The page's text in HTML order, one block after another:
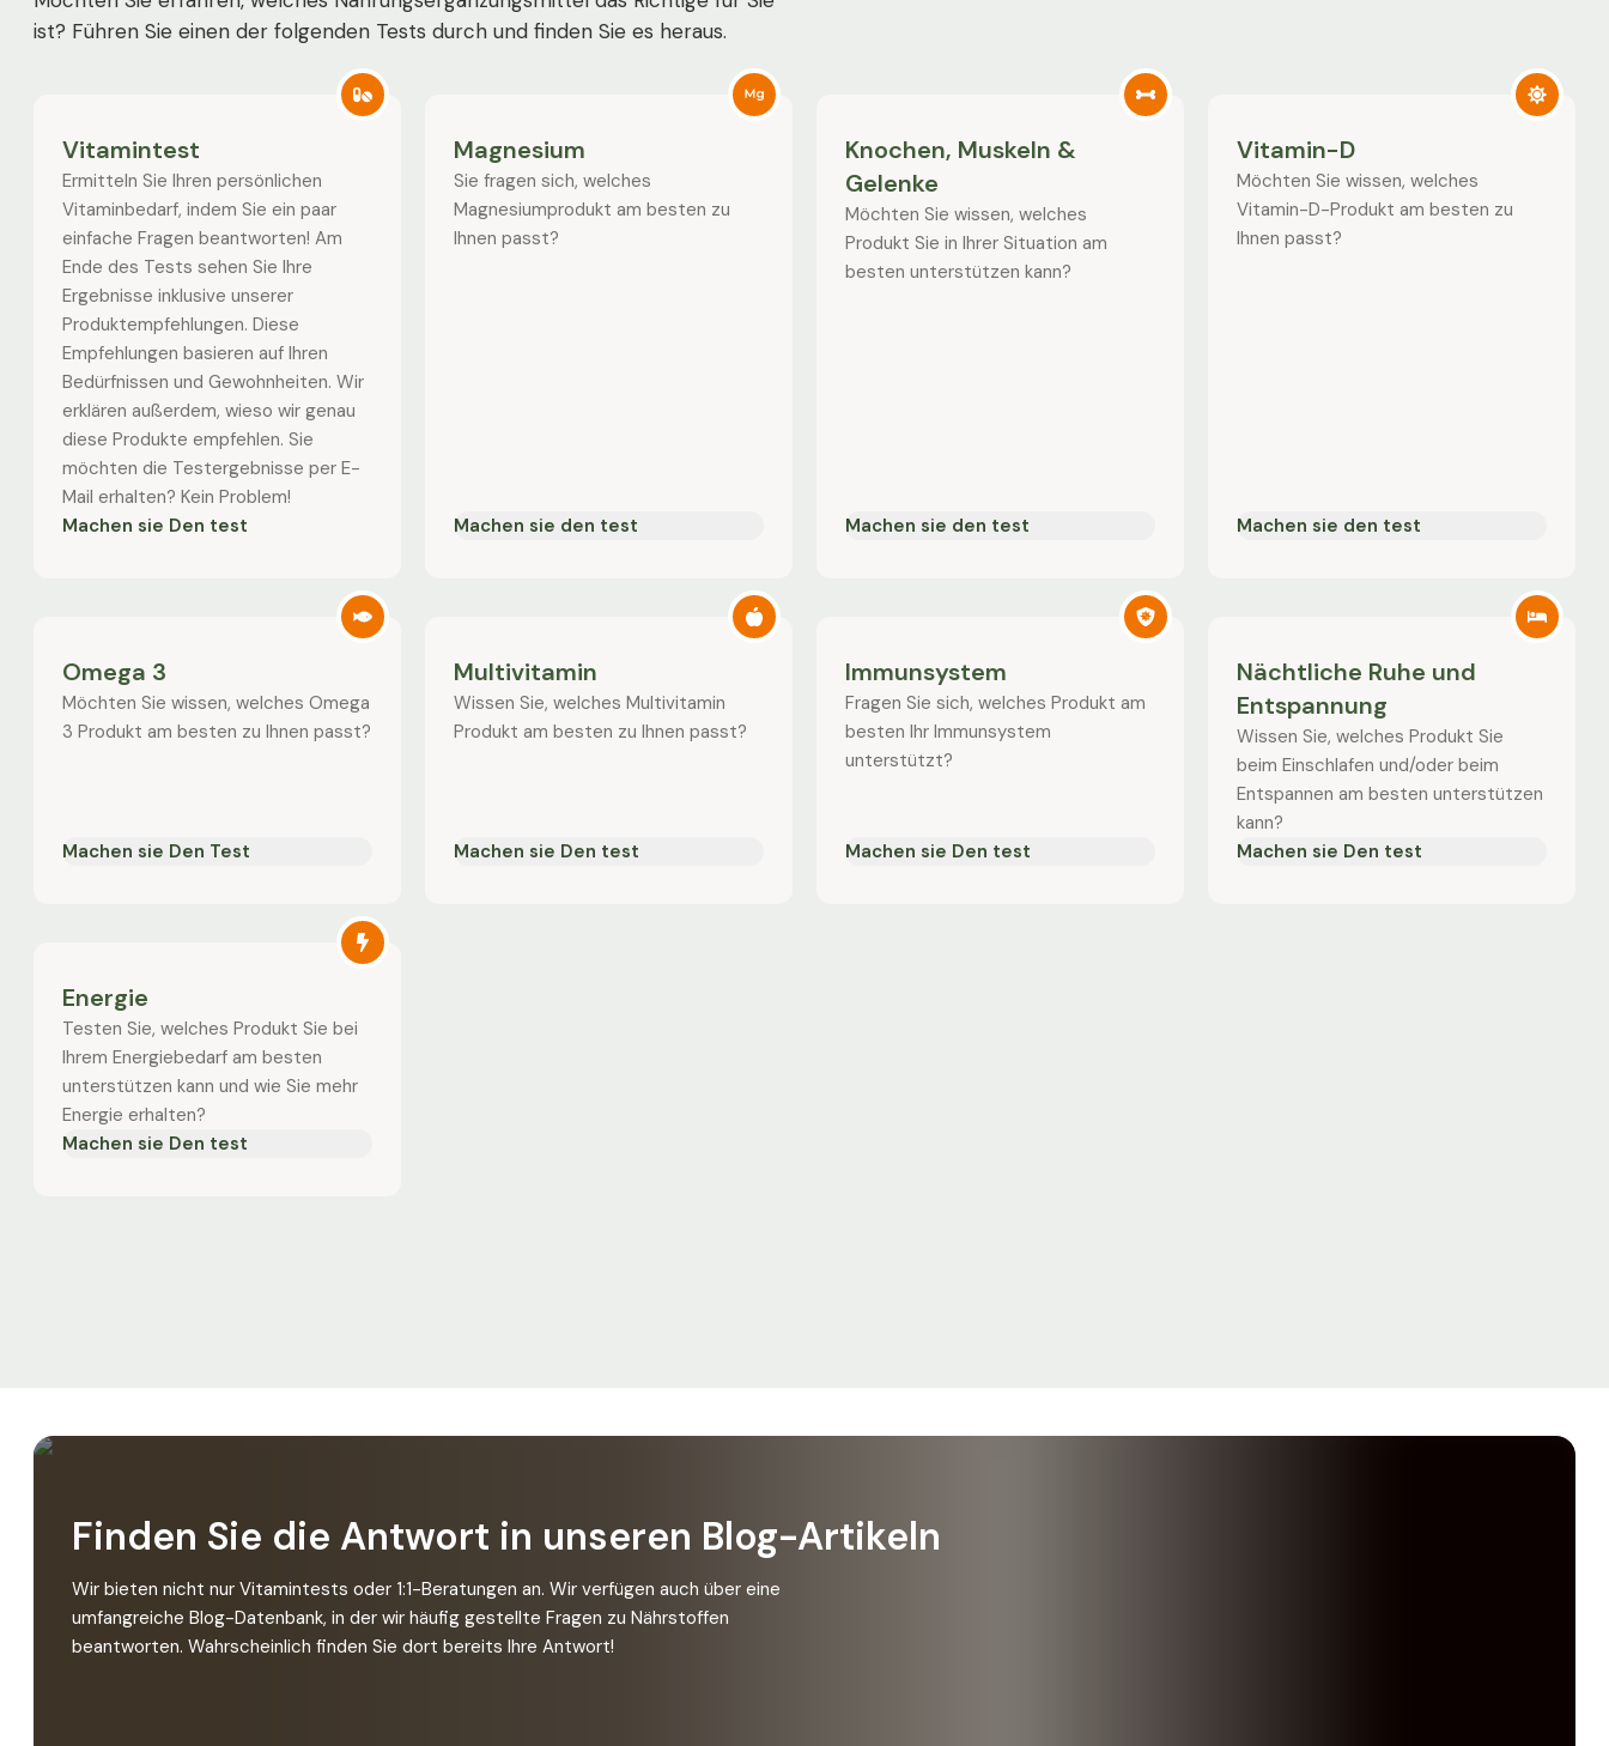
ist? Führen Sie einen der folgenden Tests durch und finden Sie es heraus.
Vitamintest
Ermitteln Sie Ihren persönlichen
Vitaminbedarf, indem Sie ein paar
einfache Fragen beantworten! Am
Ende des Tests sehen Sie Ihre
Ergebnisse inklusive unserer
Produktempfehlungen. Diese
Empfehlungen basieren auf Ihren
Bedürfnissen und Gewohnheiten. Wir
erklären außerdem, wieso wir genau
diese Produkte empfehlen. Sie
möchten die Testergebnisse per E-
Mail erhalten? Kein Problem!
Machen sie Den test
Magnesium
Sie fragen sich, welches
Magnesiumprodukt am besten zu
Ihnen passt?
Machen sie den test
Knochen, Muskeln &
Gelenke
Möchten Sie wissen, welches
Produkt Sie in Ihrer Situation am
besten unterstützen kann?
Machen sie den test
Vitamin-D
Möchten Sie wissen, welches
Vitamin-D-Produkt am besten zu
Ihnen passt?
Machen sie den test
Omega 3
Möchten Sie wissen, welches Omega
3 Produkt am besten zu Ihnen passt?
Machen sie Den Test
Multivitamin
Wissen Sie, welches Multivitamin
Produkt am besten zu Ihnen passt?
Machen sie Den test
Immunsystem
Fragen Sie sich, welches Produkt am
besten Ihr Immunsystem
unterstützt?
Machen sie Den test
Nächtliche Ruhe und
Entspannung
Wissen Sie, welches Produkt Sie
beim Einschlafen und/oder beim
Entspannen am besten unterstützen
kann?
Machen sie Den test
Energie
Testen Sie, welches Produkt Sie bei
Ihrem Energiebedarf am besten
unterstützen kann und wie Sie mehr
Energie erhalten?
Machen sie Den test
Finden Sie die Antwort in unseren Blog-Artikeln
Wir bieten nicht nur Vitamintests oder 1:1-Beratungen an. Wir verfügen auch über eine
umfangreiche Blog-Datenbank, in der wir häufig gestellte Fragen zu Nährstoffen
beantworten. Wahrscheinlich finden Sie dort bereits Ihre Antwort!